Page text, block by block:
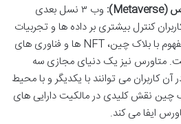
وب ۳ نسل بعدی
کنترل بیشتری بر داده ها و تجربیات
آنلاین خود دارند. این مفهوم با بلاک چین، NFT ها و فناوری های
متاورس نیز یک دنیای مجازی سه
کاربران می توانند با یکدیگر و با محیط
چین نقش کلیدی در مالکیت دارایی های
ایفا می کند.